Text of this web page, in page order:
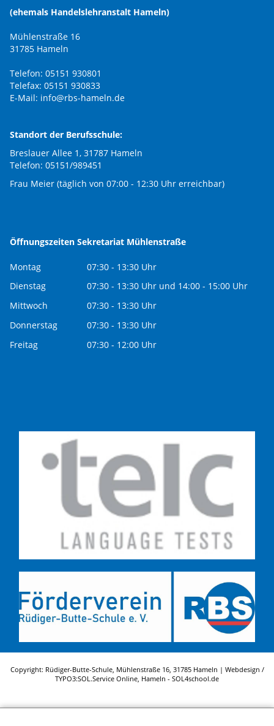
(ehemals Handelslehranstalt Hameln)
Mühlenstraße 16
31785 Hameln
Telefon: 05151 930801
Telefax: 05151 930833
E-Mail: info@rbs-hameln.de
Standort der Berufsschule:
Breslauer Allee 1, 31787 Hameln
Telefon: 05151/989451
Frau Meier (täglich von 07:00 - 12:30 Uhr erreichbar)
Öffnungszeiten Sekretariat Mühlenstraße
Montag
07:30 - 13:30 Uhr
Dienstag
07:30 - 13:30 Uhr und 14:00 - 15:00 Uhr
Mittwoch
07:30 - 13:30 Uhr
Donnerstag
07:30 - 13:30 Uhr
Freitag
07:30 - 12:00 Uhr
Copyright: Rüdiger-Butte-Schule, Mühlenstraße 16, 31785 Hameln | Webdesign /
TYPO3:SOL.Service Online, Hameln - SOL4school.de